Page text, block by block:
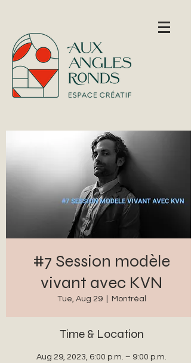
#7 Session modèle
vivant avec KVN
Tue, Aug 29
  |
Montréal
Time & Location
Aug 29, 2023, 6:00 p.m. – 9:00 p.m.